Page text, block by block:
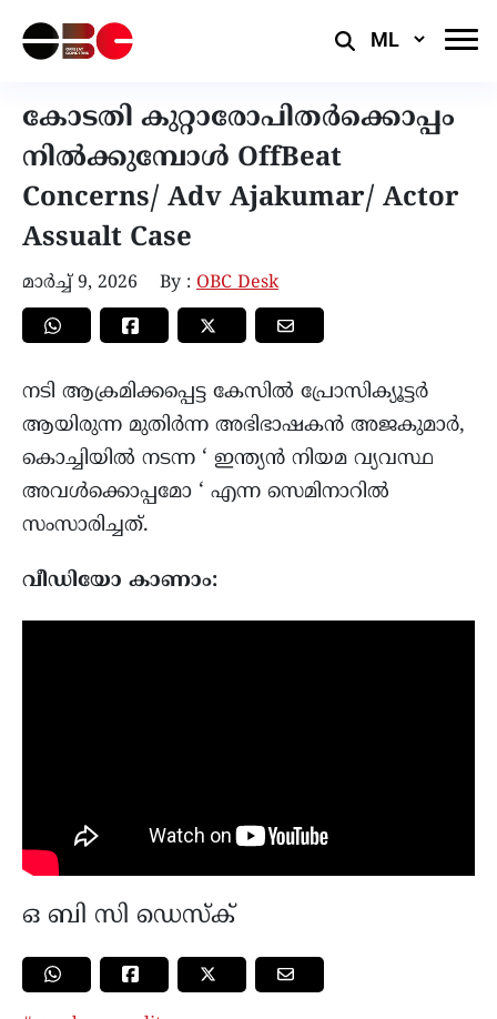
Select
കോടതി കുറ്റാരോപിതർക്കൊപ്പം
നിൽക്കുമ്പോൾ OffBeat
Concerns/ Adv Ajakumar/ Actor
Assualt Case
മാർച്ച്‌ 9, 2026 By : OBC Desk
നടി ആക്രമിക്കപ്പെട്ട കേസിൽ പ്രോസിക്യൂട്ടർ
ആയിരുന്ന മുതിർന്ന അഭിഭാഷകൻ അജകുമാർ,
കൊച്ചിയിൽ നടന്ന ‘ ഇന്ത്യൻ നിയമ വ്യവസ്ഥ
അവൾക്കൊപ്പമോ ‘ എന്ന സെമിനാറിൽ
സംസാരിച്ചത്.
വീഡിയോ കാണാം:
ഒ ബി സി ഡെസ്ക്